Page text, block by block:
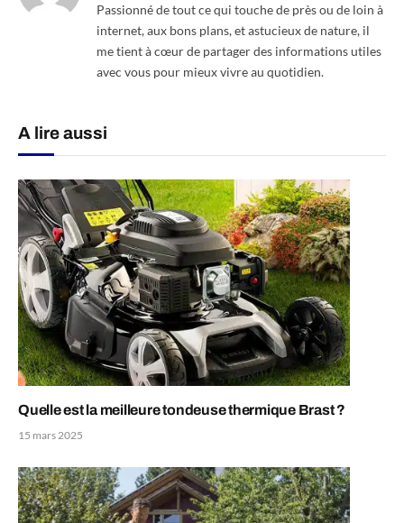
Passionné de tout ce qui touche de près ou de loin à
internet, aux bons plans, et astucieux de nature, il
me tient à cœur de partager des informations utiles
avec vous pour mieux vivre au quotidien.
A lire aussi
Quelle est la meilleure tondeuse thermique Brast ?
15 mars 2025